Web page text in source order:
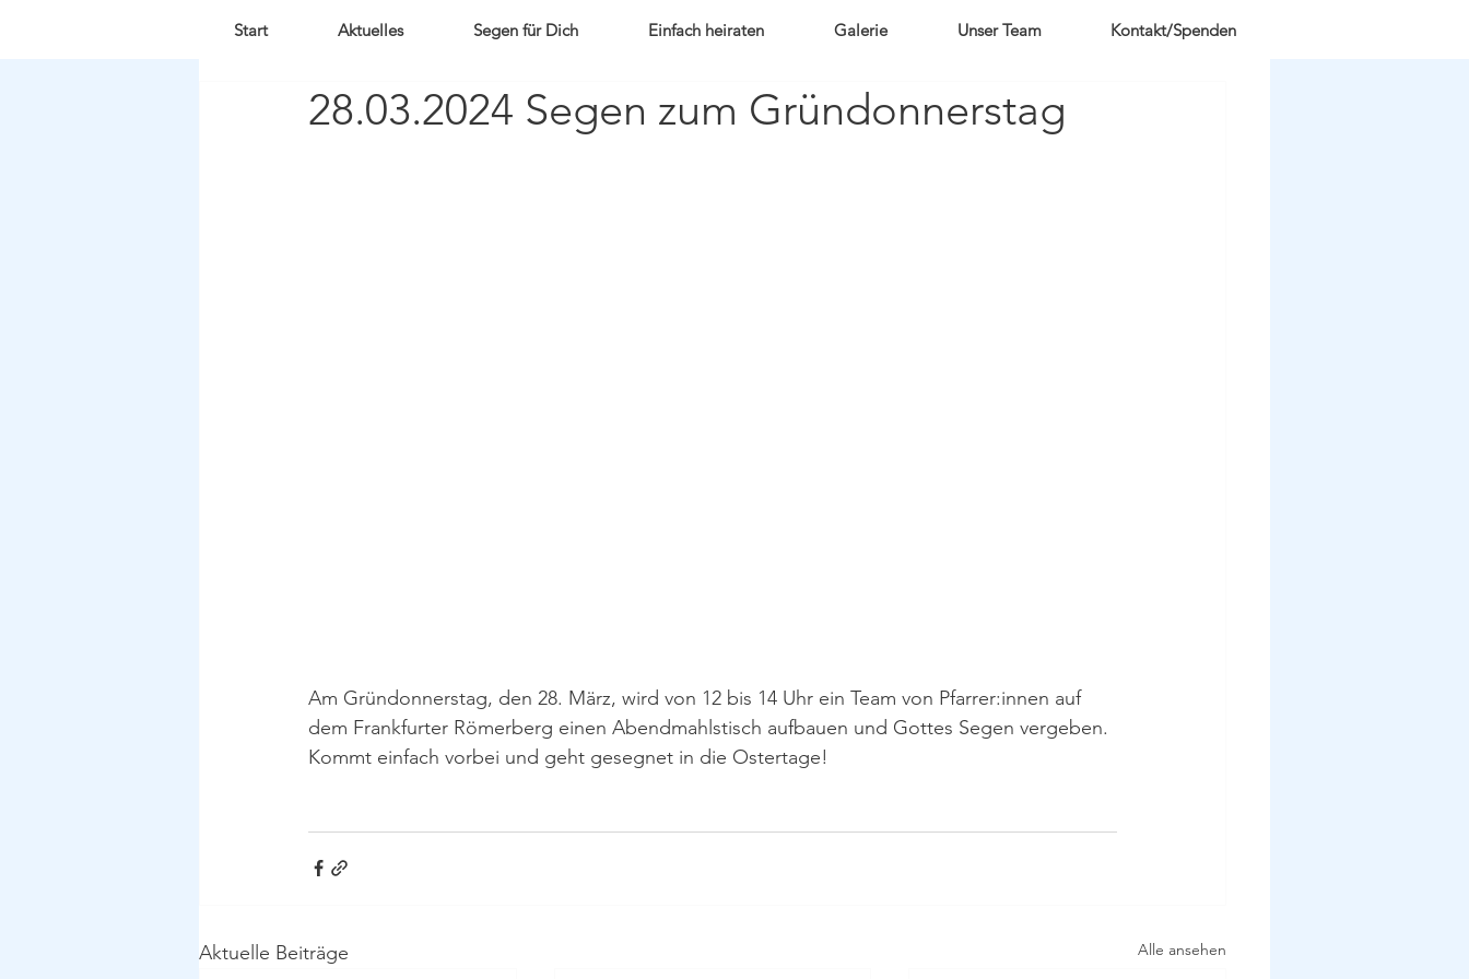
Start Aktuelles Segen für Dich Einfach heiraten Galerie Unser Team Kontakt/Spenden
28.03.2024 Segen zum Gründonnerstag
Am Gründonnerstag, den 28. März, wird von 12 bis 14 Uhr ein Team von Pfarrer:innen auf
dem Frankfurter Römerberg einen Abendmahlstisch aufbauen und Gottes Segen vergeben.
Kommt einfach vorbei und geht gesegnet in die Ostertage!
Aktuelle Beiträge Alle ansehen